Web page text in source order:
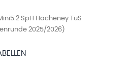
SpH Hacheney TuS
2025/2026)